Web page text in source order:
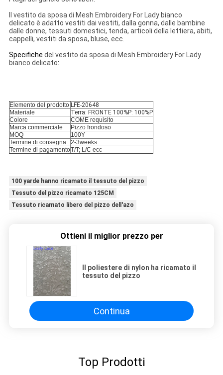
Il vestito da sposa di Mesh Embroidery For Lady bianco
delicato è adatto vestiti dai vestiti, dalla gonna, dalle bambine
dalle donne, tessuti domestici, tenda, articoli della lettiera, abiti,
cappelli, vestiti da sposa, bluse, ecc.
Specifiche del vestito da sposa di Mesh Embroidery For Lady
bianco delicato:
Elemento del prodotto LFE-20648
Materiale
Terra: FRONTE 100%P: 100%P
Colore
COME requisito
Marca commerciale
Pizzo frondoso
MOQ
100Y
Termine di consegna
2-3weeks
Termine di pagamentoT/T; L/C ecc
100 yarde hanno ricamato il tessuto del pizzo
Tessuto del pizzo ricamato 125CM
Tessuto ricamato libero del pizzo dell'azo
Ottieni il miglior prezzo per
Il poliestere di nylon ha ricamato il
tessuto del pizzo
Continua
Top Prodotti